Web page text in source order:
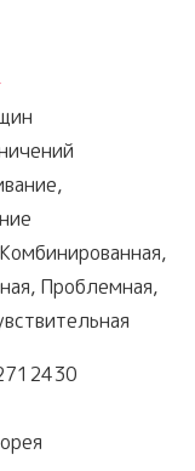
Проблемная,